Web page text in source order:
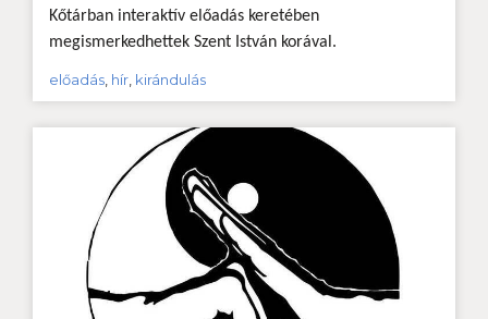
Kőtárban interaktív előadás keretében
megismerkedhettek Szent István korával.
előadás hír kirándulás